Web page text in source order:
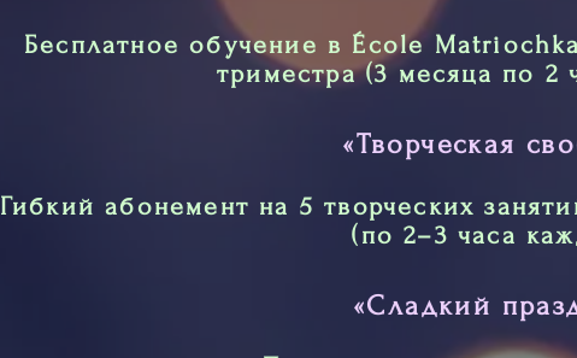
Бесплатное обучение в École
триместра (3 месяца по 2
«Творческая
Гибкий абонемент на 5 творческих
(по 2–3 часа
«Сладкий